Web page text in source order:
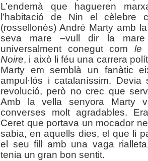
L’endemà que hagueren
l’habitació de Nin el cèlebre
(rossellonès) André Marty amb
seva mare –vull dir la mare
universalment conegut com le
Noire, i això li féu una carrera
Marty em semblà un fanàtic
ampul·lós i catalaníssim.
revolució, però no crec que
Amb la vella senyora Marty
converses molt agradables.
Ceret que portava un mocador
sabia, en aquells dies, el que li
el seu fill amb una vaga
tenia un gran bon sentit.